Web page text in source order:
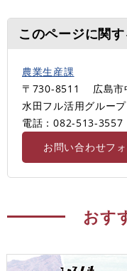
このページに関
農業生産課
〒730-8511
広島
水田フル活用グループ
電話：082-513-3557
お問い合わせフ
おす